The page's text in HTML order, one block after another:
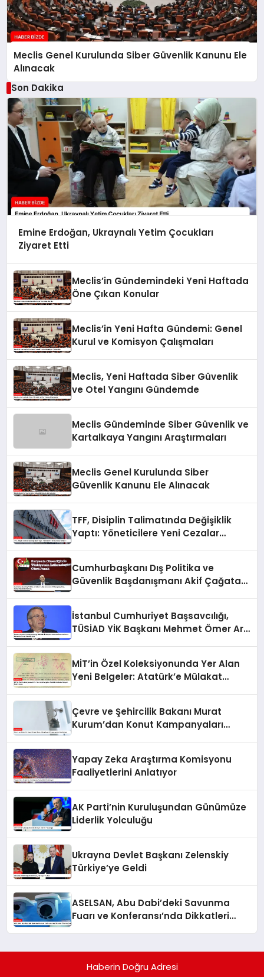
Meclis Genel Kurulunda Siber Güvenlik Kanunu Ele
Alınacak
Son Dakika
Emine Erdoğan, Ukraynalı Yetim Çocukları
Ziyaret Etti
Meclis’in Gündemindeki Yeni Haftada
Öne Çıkan Konular
Meclis’in Yeni Hafta Gündemi: Genel
Kurul ve Komisyon Çalışmaları
Meclis, Yeni Haftada Siber Güvenlik
ve Otel Yangını Gündemde
Meclis Gündeminde Siber Güvenlik ve
Kartalkaya Yangını Araştırmaları
Meclis Genel Kurulunda Siber
Güvenlik Kanunu Ele Alınacak
TFF, Disiplin Talimatında Değişiklik
Yaptı: Yöneticilere Yeni Cezalar
Cumhurbaşkanı Dış Politika ve
Güvenlik Başdanışmanı Akif Çağatay
İstanbul Cumhuriyet Başsavcılığı,
TÜSİAD YİK Başkanı Mehmet Ömer Arif
MİT’in Özel Koleksiyonunda Yer Alan
Yeni Belgeler: Atatürk’e Mülakat
Çevre ve Şehircilik Bakanı Murat
Kurum’dan Konut Kampanyaları
Yapay Zeka Araştırma Komisyonu
Faaliyetlerini Anlatıyor
AK Parti’nin Kuruluşundan Günümüze
Liderlik Yolculuğu
Ukrayna Devlet Başkanı Zelenskiy
Türkiye’ye Geldi
ASELSAN, Abu Dabi’deki Savunma
Fuarı ve Konferansı’nda Dikkatleri
Haberin Doğru Adresi